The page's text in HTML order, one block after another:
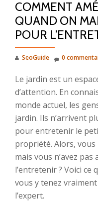
COMMENT
QUAND ON
POUR
SeoGuide 0
Le jardin est un
d’attention. En
monde actuel, les
jardin. Ils n’arrivent
pour entretenir le
propriété. Alors,
mais vous n’avez
l’entretenir ? Voici ce
vous y tenez
l’expert.